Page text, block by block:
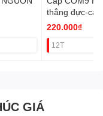
thẳng đực-cái
3M Y-
220.000₫
12T
GIÁ